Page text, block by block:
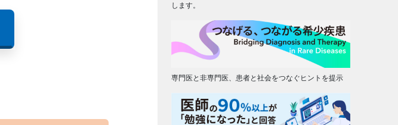
します。
専門医と非専門医、患者と社会をつなぐヒントを提示